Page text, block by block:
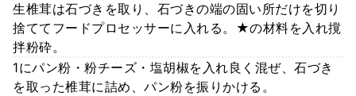
生椎茸は石づきを取り、石づきの端の固い所だけを切り
捨ててフードプロセッサーに入れる。★の材料を入れ撹
拌粉砕。
1にパン粉・粉チーズ・塩胡椒を入れ良く混ぜ、石づき
を取った椎茸に詰め、パン粉を振りかける。